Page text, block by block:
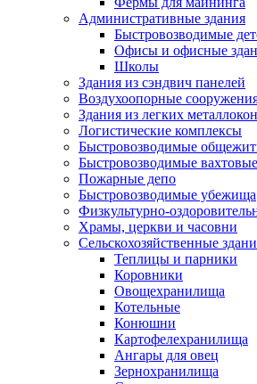
Административные здания
Быстровозводимые
Офисы и офисные
Школы
Здания из сэндвич панелей
Воздухоопорные
Здания из легких
Логистические комплексы
Быстровозводимые
Быстровозводимые
Пожарные депо
Быстровозводимые убежища
Физкультурно-
Храмы, церкви и часовни
Сельскохозяйственные
Теплицы и парники
Коровники
Овощехранилища
Котельные
Конюшни
Картофелехранилища
Ангары для овец
Зернохранилища